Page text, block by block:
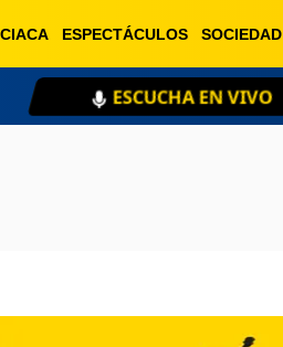
ESPECTÁCULOS SOCIEDAD
ESCUCHA EN VIVO